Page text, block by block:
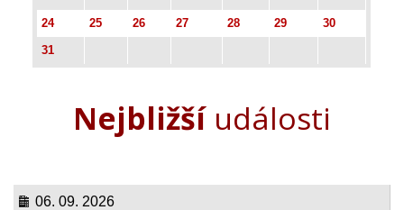
24
25 26 27 28 29
30
31
Nejbližšíudálosti
06. 09. 2026